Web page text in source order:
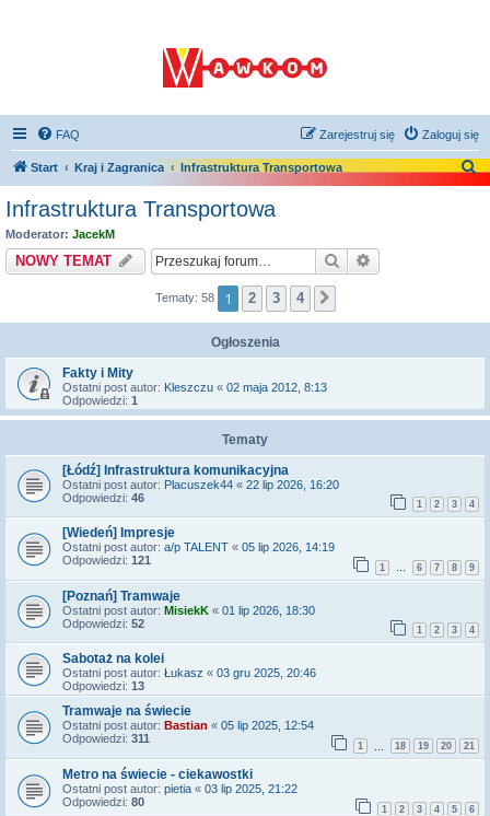
FAQ Zaloguj się
Zarejestruj się
Start Kraj i Zagranica Infrastruktura Transportowa
Infrastruktura Transportowa
Moderator: JacekM
NOWY TEMAT Szukaj
Tematy: 58 1 2 3 4
Ogłoszenia
Fakty i Mity
Ostatni post autor: Kleszczu « 02 maja 2012, 8:13
Odpowiedzi: 1
Tematy
[Łódź] Infrastruktura komunikacyjna
Ostatni post autor: Placuszek44 « 22 lip 2026, 16:20
Odpowiedzi: 46
1 2 3 4
[Wiedeń] Impresje
Ostatni post autor: a/p TALENT « 05 lip 2026, 14:19
Odpowiedzi: 121
1 … 6 7 8 9
[Poznań] Tramwaje
Ostatni post autor: MisiekK « 01 lip 2026, 18:30
Odpowiedzi: 52
1 2 3 4
Sabotaż na kolei
Ostatni post autor: Łukasz « 03 gru 2025, 20:46
Odpowiedzi: 13
Tramwaje na świecie
Ostatni post autor: Bastian « 05 lip 2025, 12:54
Odpowiedzi: 311
1 18 19 20 21
Metro na świecie - ciekawostki
Ostatni post autor: pietia « 03 lip 2025, 21:22
Odpowiedzi: 80
1 2 3 4 5 6